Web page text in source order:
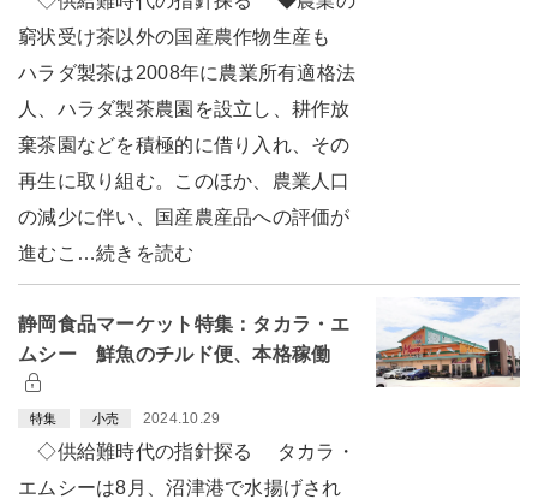
窮状受け茶以外の国産農作物生産も
ハラダ製茶は2008年に農業所有適格法
人、ハラダ製茶農園を設立し、耕作放
棄茶園などを積極的に借り入れ、その
再生に取り組む。このほか、農業人口
の減少に伴い、国産農産品への評価が
進むこ…続きを読む
静岡食品マーケット特集：タカラ・エ
ムシー 鮮魚のチルド便、本格稼働
特集 小売 2024.10.29
◇供給難時代の指針探る タカラ・
エムシーは8月、沼津港で水揚げされ